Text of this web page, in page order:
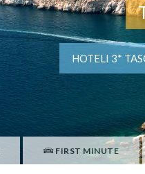
HOTELI 3*
FIRST MINUTE